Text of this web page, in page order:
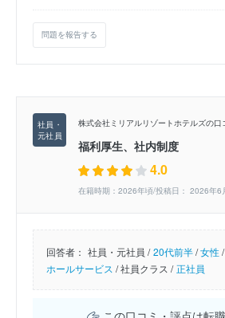
問題を報告する
株式会社ミリアルリゾートホテルズの口
福利厚生、社内制度
4.0
在籍時期：2026年頃/投稿日： 2026年6
回答者： 社員・元社員 / 20代前半/女性/
ホールサービス /社員クラス / 正社員